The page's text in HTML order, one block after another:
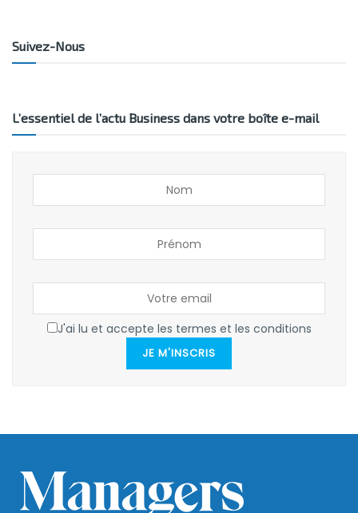
Suivez-Nous
L’essentiel de l’actu Business dans votre boîte e-mail
J'ai lu et accepte les termes et les conditions
JE M'INSCRIS